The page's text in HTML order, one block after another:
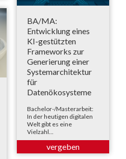
BA/MA:
Entwicklung eines
KI-gestützten
Frameworks zur
Generierung einer
Systemarchitektur
für
Datenökosysteme
Bachelor-/Masterarbeit:
In der heutigen digitalen
Welt gibt es eine
Vielzahl...